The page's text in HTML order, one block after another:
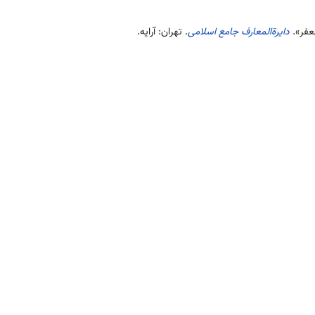
دایرةالمعارف جامع اسلامی. تهران: آرایه.